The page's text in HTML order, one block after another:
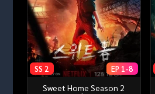
SS 2 EP 1-8
Sweet Home Season 2